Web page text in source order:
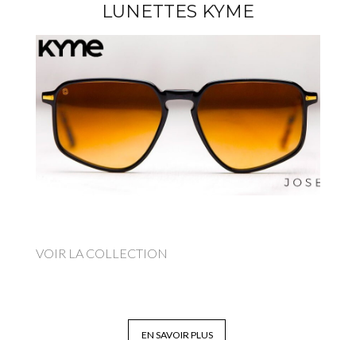
LUNETTES KYME
VOIR LA COLLECTION
EN SAVOIR PLUS